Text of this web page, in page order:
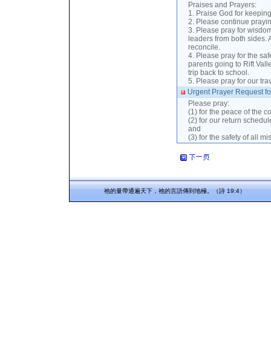
Praises and Prayers:
1. Praise God for
2. Please continue
3. Please pray for
leaders from both sides.
reconcile.
4. Please pray for the
parents going to Rift
trip back to school.
5. Please pray for our
Urgent Prayer Request
Please pray:
(1) for the peace of the
(2) for our return
and
(3) for the safety of all
祂的量帶通遍天下，祂的言語傳到地極。（詩 19:4）